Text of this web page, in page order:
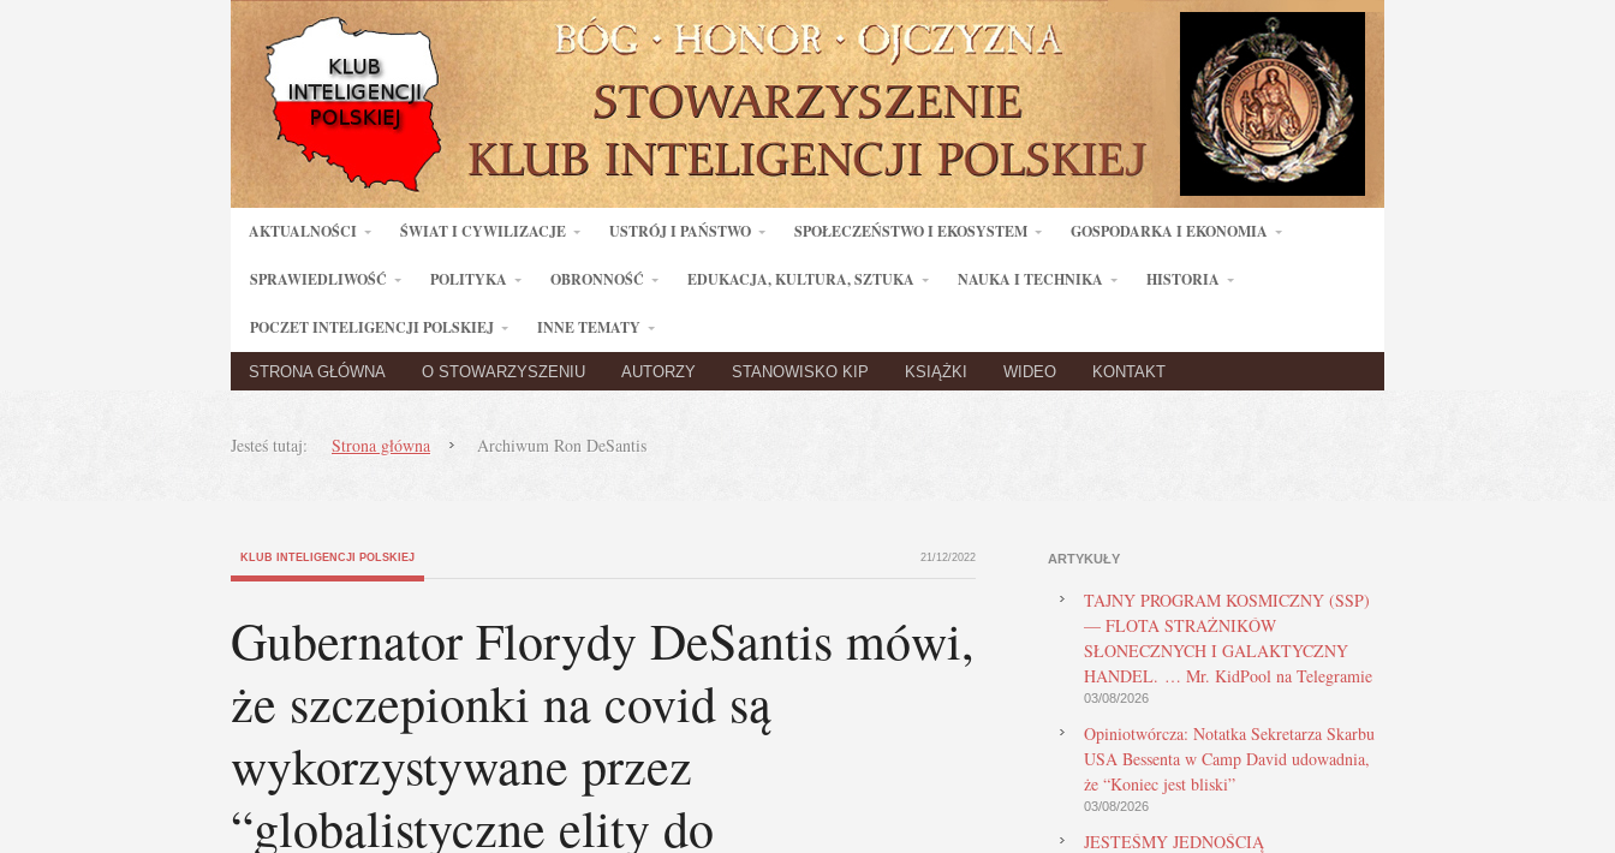
AKTUALNOŚCI ŚWIAT I CYWILIZACJE USTRÓJ I PAŃSTWO SPOŁECZEŃSTWO I EKOSYSTEM GOSPODARKA I EKONOMIA
SPRAWIEDLIWOŚĆ POLITYKA OBRONNOŚĆ EDUKACJA, KULTURA, SZTUKA NAUKA I TECHNIKA HISTORIA
POCZET INTELIGENCJI POLSKIEJ INNE TEMATY
STRONA GŁÓWNA O STOWARZYSZENIU AUTORZY STANOWISKO KIP KSIĄŻKI WIDEO KONTAKT
Jesteś tutaj: Strona główna Archiwum Ron DeSantis
KLUB INTELIGENCJI POLSKIEJ 21/12/2022
Gubernator Florydy DeSantis mówi,
że szczepionki na covid są
wykorzystywane przez
“globalistyczne elity do
ARTYKUŁY
TAJNY PROGRAM KOSMICZNY (SSP)
— FLOTA STRAŻNIKÓW
SŁONECZNYCH I GALAKTYCZNY
HANDEL. … Mr. KidPool na Telegramie
03/08/2026
Opiniotwórcza: Notatka Sekretarza Skarbu
USA Bessenta w Camp David udowadnia,
że “Koniec jest bliski”
03/08/2026
JESTEŚMY JEDNOŚCIĄ